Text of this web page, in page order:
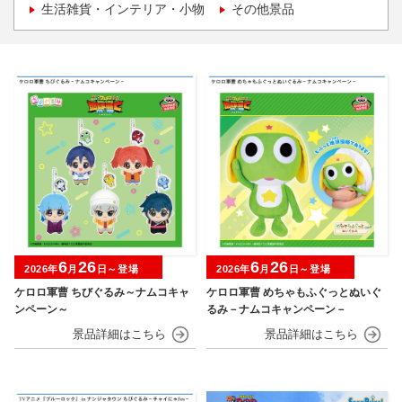
生活雑貨・インテリア・小物 その他景品
ケロロ軍曹 ちびぐるみ～ナムコキャ
ンペーン～
2026年6月 26 日～登場
ケロロ軍曹 めちゃもふぐっとぬいぐ
るみ－ナムコキャンペーン－
2026年6月 26 日～登場